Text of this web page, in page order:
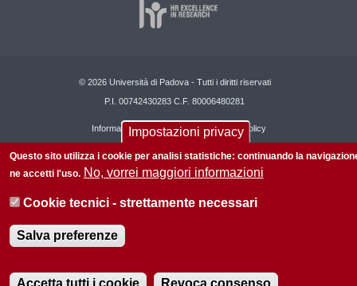
© 2026 Università di Padova - Tutti i diritti riservati
P.I. 00742430283 C.F. 80006480281
Informazioni su questo sito Privacy policy
Impostazioni privacy
Questo sito utilizza i cookie per analisi statistiche: continuando la
ne accetti l'uso. No, vorrei maggiori informazioni
Cookie tecnici - strettamente necessari
Salva preferenze
Accetta tutti i cookie Revoca consenso